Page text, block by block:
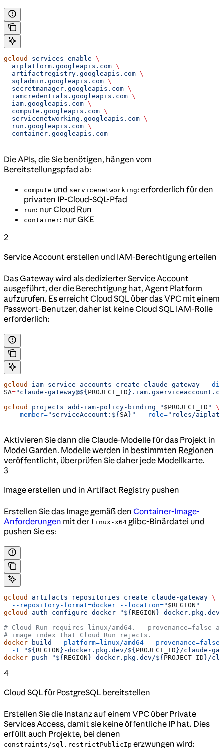
gcloud services enable \
  aiplatform.googleapis.com
\
  artifactregistry.googleapis.com
\
  sqladmin.googleapis.com
\
  secretmanager.googleapis.com
\
  iamcredentials.googleapis.com
\
  iam.googleapis.com
\
  compute.googleapis.com
\
  servicenetworking.googleapis.com
\
  run.googleapis.com
\
  container.googleapis.com
Die APIs, die Sie benötigen, hängen vom
Bereitstellungspfad ab:
compute und servicenetworking: erforderlich für den
privaten IP-Cloud-SQL-Pfad
run: nur Cloud Run
container: nur GKE
2
Service Account erstellen und IAM-Berechtigung erteilen
Das Gateway wird als dedizierter Service Account
ausgeführt, der die Berechtigung hat, Agent Platform
aufzurufen. Es erreicht Cloud SQL über das VPC mit einem
Passwort-Benutzer, daher ist keine Cloud SQL IAM-Rolle
erforderlich:
gcloud iam service-accounts create claude-gateway --
SA="claude-gateway@${ PROJECT_ID
gcloud
projects add-iam-policy-binding " $PROJECT_ID "
\
  --member=
"serviceAccount:${ SA}" --role="roles/
Aktivieren Sie dann die Claude-Modelle für das Projekt in
Model Garden. Modelle werden in bestimmten Regionen
veröffentlicht, überprüfen Sie daher jede Modellkarte.
3
Image erstellen und in Artifact Registry pushen
Erstellen Sie das Image gemäß den Container-Image-
Anforderungen mit der linux-x64 glibc-Binärdatei und
pushen Sie es:
gcloud artifacts repositories create claude-gateway \
  --repository-format=docker
--location=" $REGION "
gcloud
auth configure-docker "${ REGION }-docker.pkg.dev"
# Cloud Run requires linux/amd64. --provenance=false
# image index that Cloud Run rejects.
docker build --platform=linux/amd64 --provenance=false
  -t
"${ REGION }-docker.pkg.dev/${ PROJECT_ID }/claude-
docker push "${ REGION }-docker.pkg.dev/${ PROJECT_ID }/
4
Cloud SQL für PostgreSQL bereitstellen
Erstellen Sie die Instanz auf einem VPC über Private
Services Access, damit sie keine öffentliche IP hat. Dies
erfüllt auch Projekte, bei denen
constraints/sql.restrictPublicIp erzwungen wird: